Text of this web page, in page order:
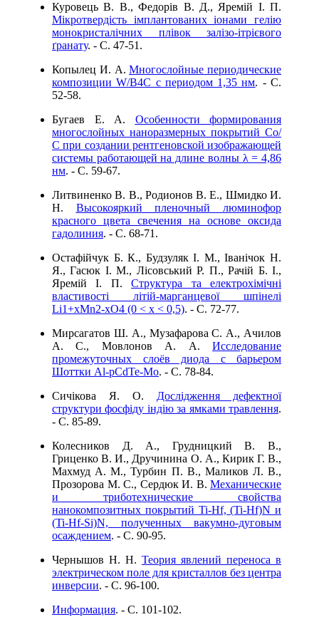
Куровець В. В., Федорів В. Д., Яремій І. П.
Мікротвердість імплантованих іонами гелію
монокристалічних плівок залізо-ітрієвого
ґранату. - C. 47-51.
Копылец И. А.Многослойные периодические
композиции W/B4C c периодом 1,35 нм. - C.
52-58.
Бугаев Е. А. Особенности формирования
многослойных наноразмерных покрытий Со/
С при создании рентгеновской изображающей
системы работающей на длине волны λ = 4,86
нм. - C. 59-67.
Литвиненко В. В., Родионов В. Е., Шмидко И.
Н. Высокояркий пленочный люминофор
красного цвета свечения на основе оксида
гадолиния. - C. 68-71.
Остафійчук Б. К., Будзуляк І. М., Іванічок Н.
Я., Гасюк І. М., Лісовський Р. П., Рачій Б. І.,
Яремій І. П.Структура та електрохімічні
властивості літій-марганцевої шпінелі
Li1+хMn2-хO4 (0 < х < 0,5). - C. 72-77.
Мирсагатов Ш. А., Музафарова С. А., Ачилов
А. С., Мовлонов А. А. Исследование
промежуточных слоёв диода с барьером
Шоттки Al-pCdTe-Мо. - C. 78-84.
Сичікова Я. О. Дослідження дефектної
структури фосфіду індію за ямками травлення.
- C. 85-89.
Колесников Д. А., Грудницкий В. В.,
Гриценко В. И., Дручинина О. А., Кирик Г. В.,
Махмуд А. М., Турбин П. В., Маликов Л. В.,
Прозорова М. С., Сердюк И. В. Механические
и триботехнические свойства
нанокомпозитных покрытий Ti-Hf, (Ti-Hf)N и
(Ti-Hf-Si)N, полученных вакумно-дуговым
осаждением. - C. 90-95.
Чернышов Н. Н. Теория явлений переноса в
электрическом поле для кристаллов без центра
инверсии. - C. 96-100.
Информация. - C. 101-102.